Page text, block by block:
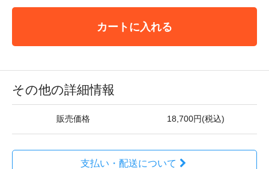
カートに入れる
その他の詳細情報
販売価格 18,700円(税込)
支払い・配送について